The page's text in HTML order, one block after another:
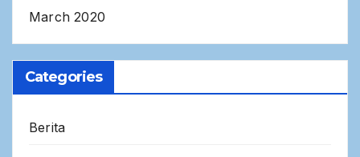
March 2020
Categories
Berita